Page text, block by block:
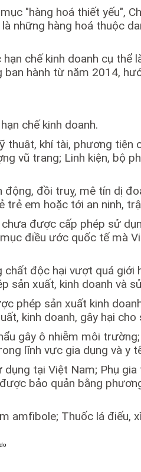
"hàng hoá thiết yếu",
những hàng hoá thuộc
chế kinh doanh cụ
hành từ năm 2014,
chế kinh doanh.
thuật, khí tài, phương
vũ trang; Linh kiện, bộ
động, đồi truỵ, mê tín dị
trẻ em hoặc tới an ninh,
được cấp phép sử
điều ước quốc tế mà
độc hại vượt quá
sản xuất, kinh doanh và
phép sản xuất kinh
kinh doanh, gây hại
gây ô nhiễm môi
lĩnh vực gia dụng và y
tại Việt Nam; Phụ
bảo quản bằng
amfibole; Thuốc lá điếu,